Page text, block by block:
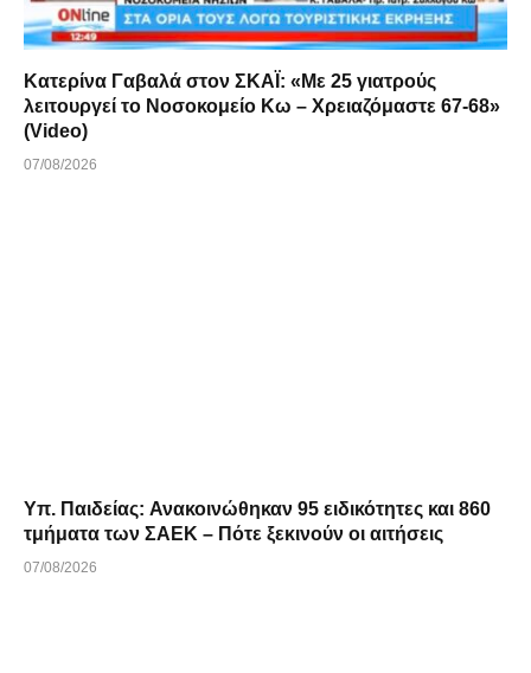
Κατερίνα Γαβαλά στον ΣΚΑΪ: «Με 25 γιατρούς
λειτουργεί το Νοσοκομείο Κω – Χρειαζόμαστε 67-68»
(Video)
07/08/2026
Υπ. Παιδείας: Ανακοινώθηκαν 95 ειδικότητες και 860
τμήματα των ΣΑΕΚ – Πότε ξεκινούν οι αιτήσεις
07/08/2026